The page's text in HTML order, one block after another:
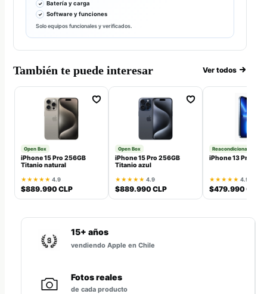
Batería y carga
Software y funciones
Solo equipos funcionales y verificados.
También te puede interesar Ver todos
Open Box
iPhone 15 Pro 256GB
Titanio natural
★★★★★ 4.9
$889.990 CLP
Open Box
iPhone 15 Pro 256GB
Titanio azul
★★★★★ 4.9
$889.990 CLP
Reacondicionado
iPhone 13 Pro
★★★★★ 4.9
$479.990 CLP
15+ años
vendiendo Apple en Chile
Fotos reales
de cada producto